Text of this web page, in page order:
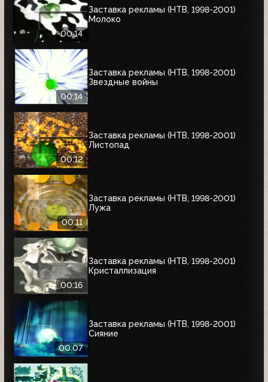
00:14
Заставка рекламы (НТВ, 1998-2001)
Молоко
00:14
Заставка рекламы (НТВ, 1998-2001)
Звездные войны
00:12
Заставка рекламы (НТВ, 1998-2001)
Листопад
00:11
Заставка рекламы (НТВ, 1998-2001)
Лужа
00:16
Заставка рекламы (НТВ, 1998-2001)
Кристаллизация
00:07
Заставка рекламы (НТВ, 1998-2001)
Сияние